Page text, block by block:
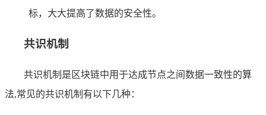
标，大大提高了数据的安全性。
共识机制
共识机制是区块链中用于达成节点之间数据一致性的算
法,常见的共识机制有以下几种：